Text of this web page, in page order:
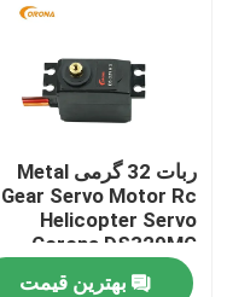
سروو موتور دیجیتال
سرو موتور صنعتی
ربات 32 گرمی Metal
Gear Servo Motor Rc
Helicopter Servo
Corona DS329MG
بهترین قیمت